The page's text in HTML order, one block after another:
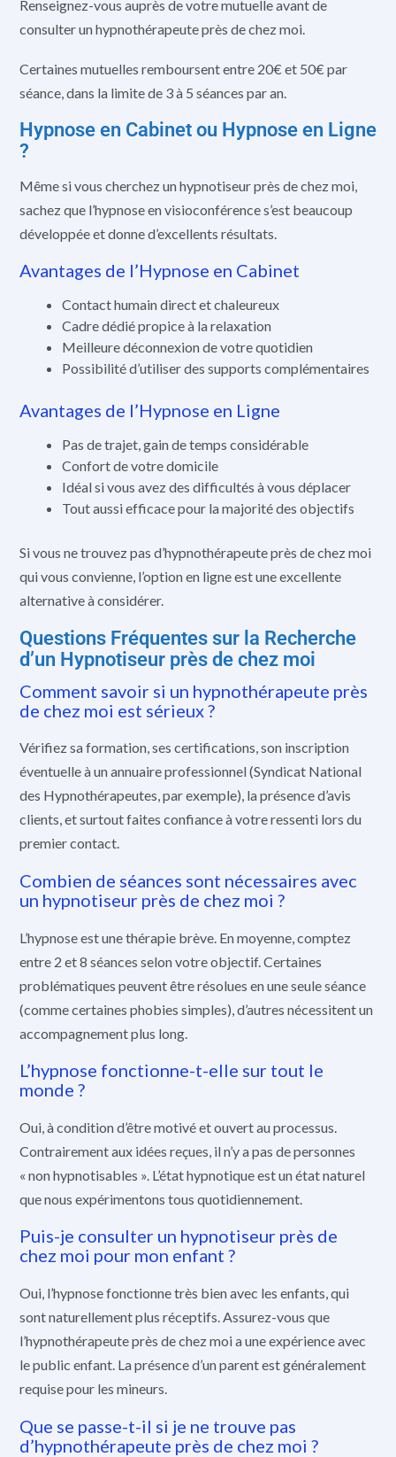
Renseignez-vous auprès de votre mutuelle avant de
consulter un hypnothérapeute près de chez moi.
Certaines mutuelles remboursent entre 20€ et 50€ par
séance, dans la limite de 3 à 5 séances par an.
Hypnose en Cabinet ou Hypnose en Ligne
?
Même si vous cherchez un hypnotiseur près de chez moi,
sachez que l’hypnose en visioconférence s’est beaucoup
développée et donne d’excellents résultats.
Avantages de l’Hypnose en Cabinet
Contact humain direct et chaleureux
Cadre dédié propice à la relaxation
Meilleure déconnexion de votre quotidien
Possibilité d’utiliser des supports complémentaires
Avantages de l’Hypnose en Ligne
Pas de trajet, gain de temps considérable
Confort de votre domicile
Idéal si vous avez des difficultés à vous déplacer
Tout aussi efficace pour la majorité des objectifs
Si vous ne trouvez pas d’hypnothérapeute près de chez moi
qui vous convienne, l’option en ligne est une excellente
alternative à considérer.
Questions Fréquentes sur la Recherche
d’un Hypnotiseur près de chez moi
Comment savoir si un hypnothérapeute près
de chez moi est sérieux ?
Vérifiez sa formation, ses certifications, son inscription
éventuelle à un annuaire professionnel (Syndicat National
des Hypnothérapeutes, par exemple), la présence d’avis
clients, et surtout faites confiance à votre ressenti lors du
premier contact.
Combien de séances sont nécessaires avec
un hypnotiseur près de chez moi ?
L’hypnose est une thérapie brève. En moyenne, comptez
entre 2 et 8 séances selon votre objectif. Certaines
problématiques peuvent être résolues en une seule séance
(comme certaines phobies simples), d’autres nécessitent un
accompagnement plus long.
L’hypnose fonctionne-t-elle sur tout le
monde ?
Oui, à condition d’être motivé et ouvert au processus.
Contrairement aux idées reçues, il n’y a pas de personnes
« non hypnotisables ». L’état hypnotique est un état naturel
que nous expérimentons tous quotidiennement.
Puis-je consulter un hypnotiseur près de
chez moi pour mon enfant ?
Oui, l’hypnose fonctionne très bien avec les enfants, qui
sont naturellement plus réceptifs. Assurez-vous que
l’hypnothérapeute près de chez moi a une expérience avec
le public enfant. La présence d’un parent est généralement
requise pour les mineurs.
Que se passe-t-il si je ne trouve pas
d’hypnothérapeute près de chez moi ?